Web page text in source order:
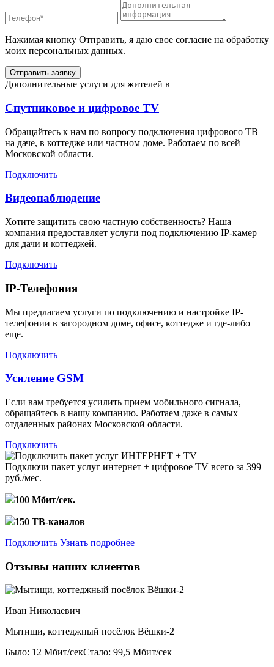
Нажимая кнопку Отправить, я даю свое согласие на обработку
моих персональных данных.
Отправить заявку
Дополнительные услуги для жителей в
Спутниковое и цифровое TV
Обращайтесь к нам по вопросу подключения цифрового ТВ
на даче, в коттедже или частном доме. Работаем по всей
Московской области.
Подключить
Видеонаблюдение
Хотите защитить свою частную собственность? Наша
компания предоставляет услуги под подключению IP-камер
для дачи и коттеджей.
Подключить
IP-Телефония
Мы предлагаем услуги по подключению и настройке IP-
телефонии в загородном доме, офисе, коттедже и где-либо
еще.
Подключить
Усиление GSM
Если вам требуется усилить прием мобильного сигнала,
обращайтесь в нашу компанию. Работаем даже в самых
отдаленных районах Московской области.
Подключить
Подключи пакет услуг интернет + цифровое TV всего за 399
руб./мес.
100 Мбит/сек.
150 ТВ-каналов
Подключить Узнать подробнее
Отзывы наших клиентов
Иван Николаевич
Мытищи, коттеджный посёлок Вёшки-2
Было: 12 Мбит/секСтало: 99,5 Мбит/сек